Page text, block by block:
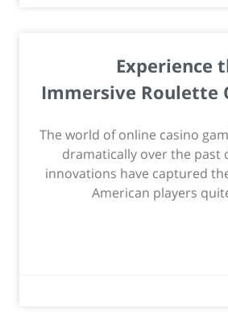
Experience
Immersive Roulette
The world of online casino
dramatically over the past
innovations have captured
American players